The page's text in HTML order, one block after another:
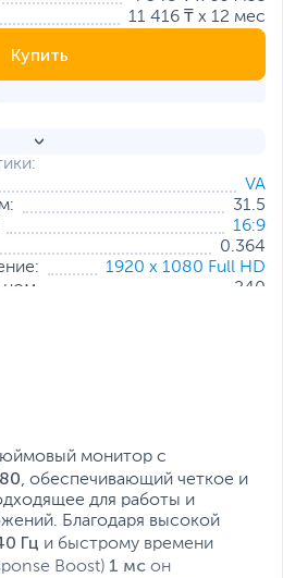
VA
31.5
16:9
0.364
1920 x 1080 Full HD
240
11 416 ₸ x 12 мес
Купить
монитор с
, обеспечивающий четкое и
для работы и
Благодаря высокой
Гц и быстрому времени
Boost) 1 мс он